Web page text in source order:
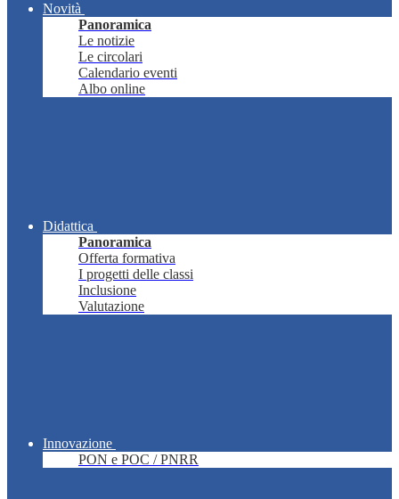
Novità
Panoramica
Le notizie
Le circolari
Calendario eventi
Albo online
Didattica
Panoramica
Offerta formativa
I progetti delle classi
Inclusione
Valutazione
Innovazione
PON e POC / PNRR